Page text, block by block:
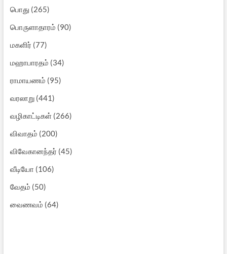
பொது (265)
பொருளாதாரம் (90)
மகளிர் (77)
மஹாபாரதம் (34)
ராமாயணம் (95)
வரலாறு(441)
வழிகாட்டிகள்(266)
விவாதம் (200)
விவேகானந்தர் (45)
வீடியோ (106)
வேதம் (50)
வைணவம் (64)